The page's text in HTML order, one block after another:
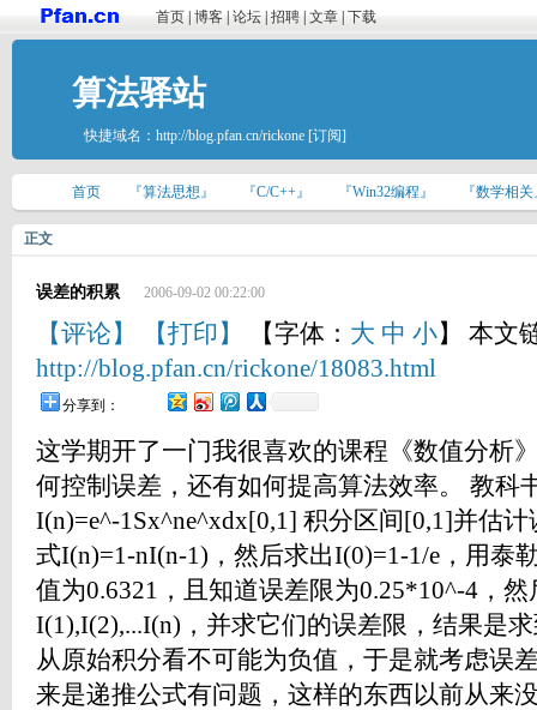
首页 博客 论坛 招聘 文章 下载
算法驿站
快捷域名： http://blog.pfan.cn/rickone [订阅]
首页 『算法思想』 『C/C++』 『Win32编程』 『数学相
正文
误差的积累 2006-09-02 00:22:00
【评论】 【打印】 【字体： 大 中 小】 本文
http://blog.pfan.cn/rickone/18083.html
分享到：
这学期开了一门我很喜欢的课程《数值分析
何控制误差，还有如何提高算法效率。 教科
I(n)=e^-1Sx^ne^xdx[0,1] 积分区间[0,1]并估
式I(n)=1-nI(n-1)，然后求出I(0)=1-1/e，用泰
值为0.6321，且知道误差限为0.25*10^-4，
I(1),I(2),...I(n)，并求它们的误差限，结果是
从原始积分看不可能为负值，于是就考虑误
来是递推公式有问题，这样的东西以前从来